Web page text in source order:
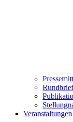
Veranstaltungen